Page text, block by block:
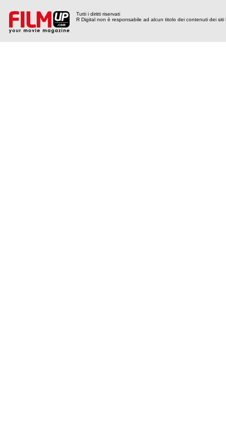
Tutti i diritti riservati
R Digital non è responsabile ad alcun titolo dei contenuti dei siti